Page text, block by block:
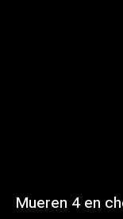
Mueren 4 en